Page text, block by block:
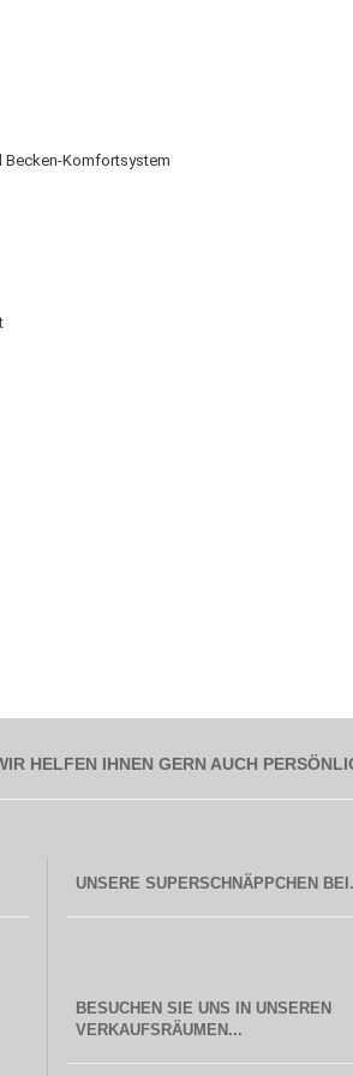
Becken-Komfortsystem
HELFEN IHNEN GERN AUCH
BESUCHEN SIE UNS IN UNSEREN
VERKAUFSRÄUMEN...